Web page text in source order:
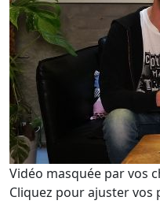
Vidéo masquée par vos
Cliquez pour ajuster vos